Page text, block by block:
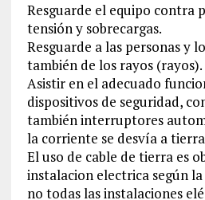
Resguarde el equipo contra
tensión y sobrecargas.
Resguarde a las personas y
también de los rayos (rayos).
Asistir en el adecuado
dispositivos de seguridad,
también interruptores
la corriente se desvía a
El uso de cable de tierra es
instalacion electrica según
no todas las instalaciones